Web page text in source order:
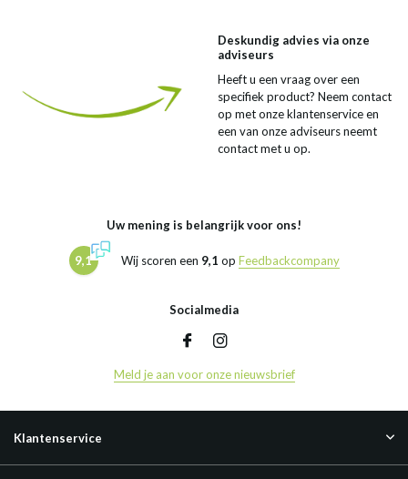
Deskundig advies via onze
adviseurs
Heeft u een vraag over een
specifiek product? Neem contact
op met onze klantenservice en
een van onze adviseurs neemt
contact met u op.
Uw mening is belangrijk voor ons!
9,1 Wij scoren een 9,1 op Feedbackcompany
Socialmedia
Meld je aan voor onze nieuwsbrief
Klantenservice